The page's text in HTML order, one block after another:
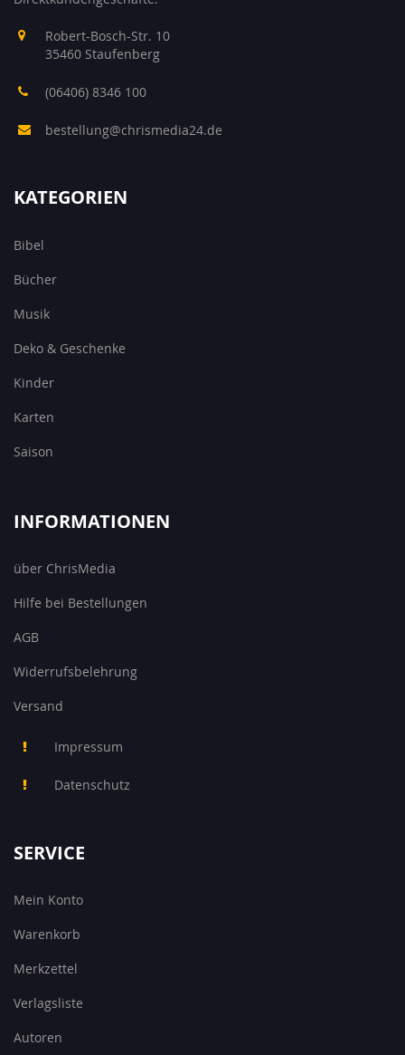
Robert-Bosch-Str. 10
35460 Staufenberg
(06406) 8346 100
bestellung@chrismedia24.de
KATEGORIEN
Bibel
Bücher
Musik
Deko & Geschenke
Kinder
Karten
Saison
INFORMATIONEN
über ChrisMedia
Hilfe bei Bestellungen
AGB
Widerrufsbelehrung
Versand
Impressum
Datenschutz
SERVICE
Mein Konto
Warenkorb
Merkzettel
Verlagsliste
Autoren